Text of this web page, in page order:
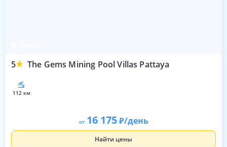
5 The Gems Mining Pool Villas Pattaya
112 км
от 16 175 /день
Найти цены